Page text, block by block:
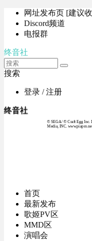
网址发布页 [建议
Discord频道
电报群
终音社
搜索
登录 / 注册
终音社
© SEGA / © Craft Egg Inc.
Media, INC.
首页
最新发布
歌姬PV区
MMD区
演唱会